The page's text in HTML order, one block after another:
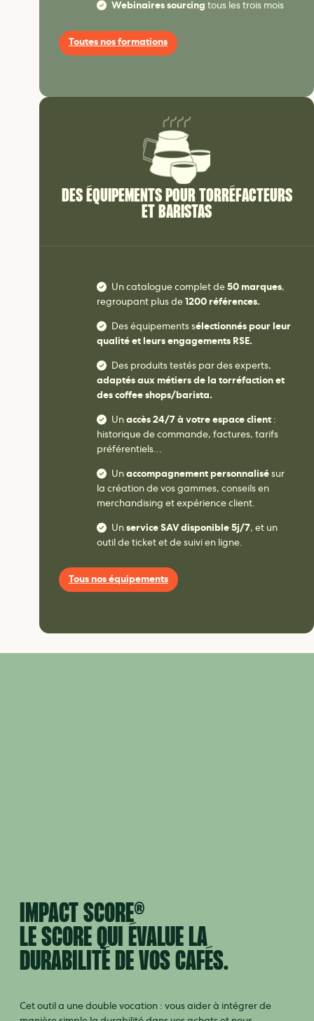
Webinaires sourcing tous les trois mois
Toutes nos formations
DES ÉQUIPEMENTS POUR TORRÉFACTEURS
ET BARISTAS
Un catalogue complet de 50 marques,
regroupant plus de 1200 références.
Des équipements sélectionnés pour leur
qualité et leurs engagements RSE.
Des produits testés par des experts,
adaptés aux métiers de la torréfaction et
des coffee shops/barista.
Un accès 24/7 à votre espace client :
historique de commande, factures, tarifs
préférentiels…
Un accompagnement personnalisé sur
la création de vos gammes, conseils en
merchandising et expérience client.
Un service SAV disponible 5j/7, et un
outil de ticket et de suivi en ligne.
Tous nos équipements
IMPACT SCORE®
LE SCORE QUI ÉVALUE LA
DURABILITÉ DE VOS CAFÉS.
Cet outil a une double vocation : vous aider à intégrer de